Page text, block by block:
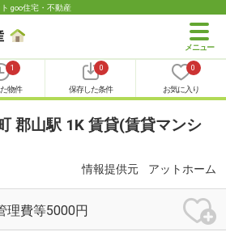
goo住宅・不動産
1
物件
0
保存した条件
0
お気に入り
郡山駅 1K 賃貸(賃貸マンシ
情報提供元 アットホーム
理費等5000円